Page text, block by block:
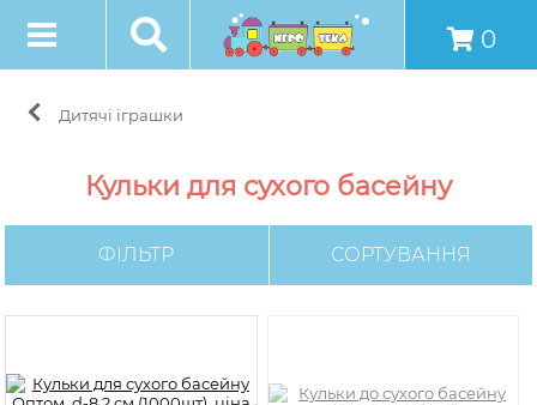
0
Дитячі іграшки
Кульки для сухого басейну
ФІЛЬТР СОРТУВАННЯ